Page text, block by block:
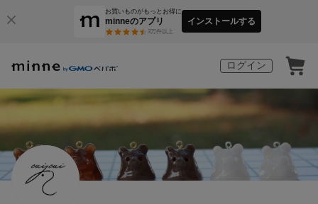
お買いものがもっとお得に
minneのアプリ
3万件以上
インストールする
ログイン